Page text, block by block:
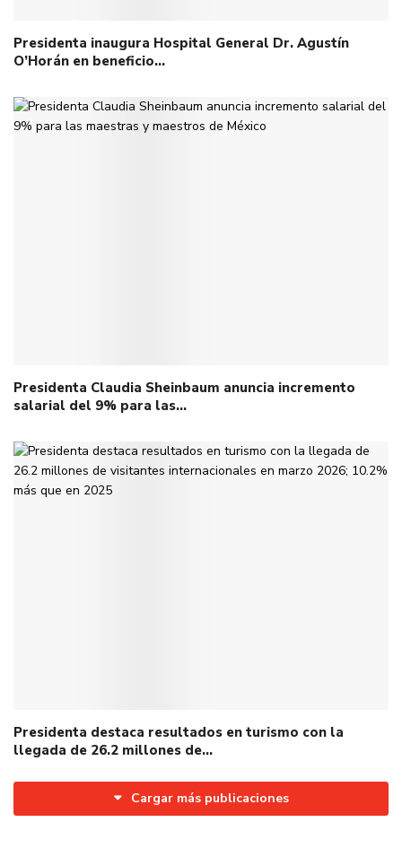
Presidenta inaugura Hospital General Dr. Agustín
O’Horán en beneficio…
Presidenta Claudia Sheinbaum anuncia incremento
salarial del 9% para las…
Presidenta destaca resultados en turismo con la
llegada de 26.2 millones de…
Cargar más publicaciones